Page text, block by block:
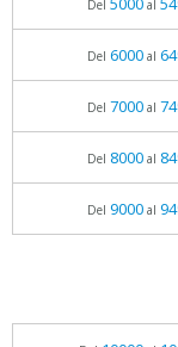
Del al
Del 6000al
Del 7000al
Del 8000al
Del 9000al